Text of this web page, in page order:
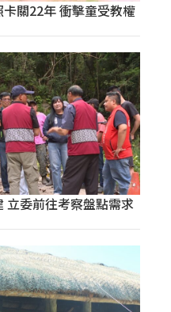
關22年 衝擊童受教權
立委前往考察盤點需求